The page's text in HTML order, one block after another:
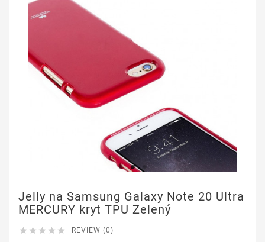
Jelly na Samsung Galaxy Note 20 Ultra
MERCURY kryt TPU Zelený
     REVIEW (0)